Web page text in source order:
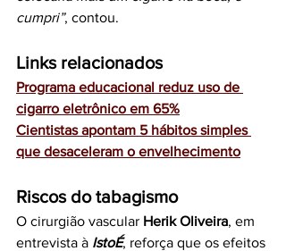
cumpri”, contou.
Links relacionados
Programa educacional reduz uso de
cigarro eletrônico em 65%
Cientistas apontam 5 hábitos simples
que desaceleram o envelhecimento
Riscos do tabagismo
O cirurgião vascular Herik Oliveira, em
entrevista à IstoÉ, reforça que os efeitos